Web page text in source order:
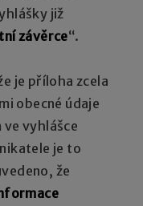
již
závěrce“.
je příloha zcela
obecné údaje
vyhlášce
je to
že